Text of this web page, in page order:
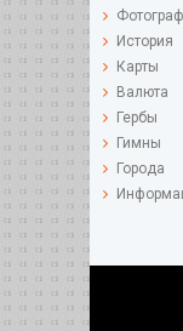
История
Карты
Валюта
Гербы
Гимны
Города